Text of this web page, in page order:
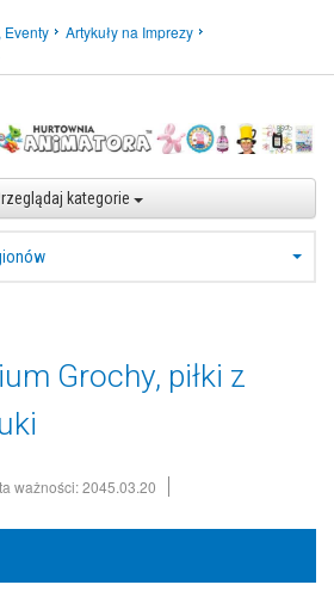
Eventy
Artykuły na Imprezy
kategorie
Grochy, piłki z
ważności: 2045.03.20